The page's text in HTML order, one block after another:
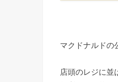
マクドナルドの
店頭のレジに並